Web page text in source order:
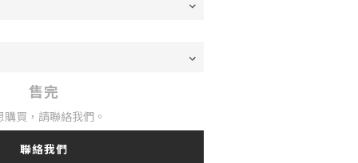
售完
購買，請聯絡我們。
聯絡我們